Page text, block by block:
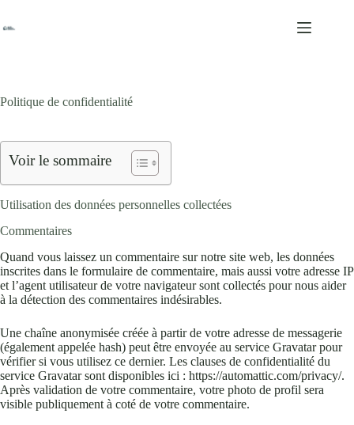
contenu
Politique de confidentialité
Voir le sommaire
Utilisation des données personnelles collectées
Commentaires
Quand vous laissez un commentaire sur notre site web, les données
inscrites dans le formulaire de commentaire, mais aussi votre adresse IP
et l’agent utilisateur de votre navigateur sont collectés pour nous aider
à la détection des commentaires indésirables.
Une chaîne anonymisée créée à partir de votre adresse de messagerie
(également appelée hash) peut être envoyée au service Gravatar pour
vérifier si vous utilisez ce dernier. Les clauses de confidentialité du
service Gravatar sont disponibles ici : https://automattic.com/privacy/.
Après validation de votre commentaire, votre photo de profil sera
visible publiquement à coté de votre commentaire.